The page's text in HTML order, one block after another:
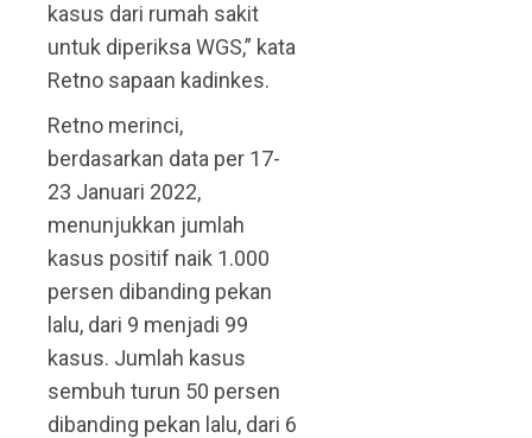
kasus dari rumah sakit
untuk diperiksa WGS,” kata
Retno sapaan kadinkes.
Retno merinci,
berdasarkan data per 17-
23 Januari 2022,
menunjukkan jumlah
kasus positif naik 1.000
persen dibanding pekan
lalu, dari 9 menjadi 99
kasus. Jumlah kasus
sembuh turun 50 persen
dibanding pekan lalu, dari 6